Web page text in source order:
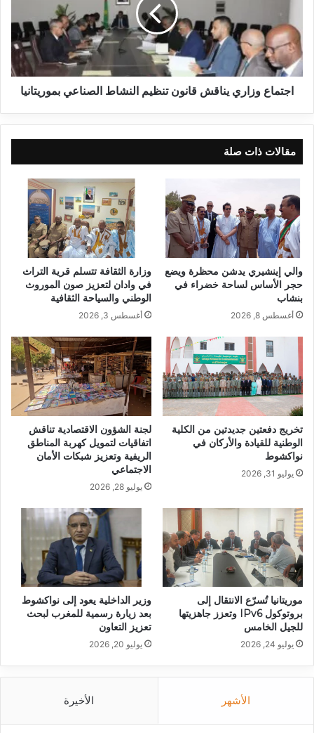
اجتماع وزاري يناقش قانون تنظيم النشاط الصناعي بموريتانيا
مقالات ذات صلة
والي إينشيري يدشن محظرة ويضع
حجر الأساس لساحة خضراء في
بنشاب
أغسطس 8, 2026
وزارة الثقافة تتسلم قرية التراث
في وادان لتعزيز صون الموروث
الوطني والسياحة الثقافية
أغسطس 3, 2026
تخريج دفعتين جديدتين من الكلية
الوطنية للقيادة والأركان في
نواكشوط
يوليو 31, 2026
لجنة الشؤون الاقتصادية تناقش
اتفاقيات لتمويل كهربة المناطق
الريفية وتعزيز شبكات الأمان
الاجتماعي
يوليو 28, 2026
موريتانيا تُسرّع الانتقال إلى
بروتوكول IPv6 وتعزز جاهزيتها
للجيل الخامس
يوليو 24, 2026
وزير الداخلية يعود إلى نواكشوط
بعد زيارة رسمية للمغرب لبحث
تعزيز التعاون
يوليو 20, 2026
الأشهر الأخيرة